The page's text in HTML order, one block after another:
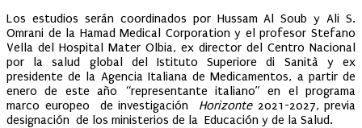
Los estudios serán coordinados por Hussam Al Soub y Ali S.
Omrani de la Hamad Medical Corporation y el profesor Stefano
Vella del Hospital Mater Olbia, ex director del Centro Nacional
por la salud global del Istituto Superiore di Sanità y ex
presidente de la Agencia Italiana de Medicamentos, a partir de
enero de este año “representante italiano” en el programa
marco europeo de investigación Horizonte2021-2027, previa
designación de los ministerios de la Educación y de la Salud.